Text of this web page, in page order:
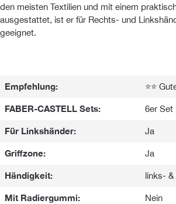
den meisten Textilien und mit einem
ausgestattet, ist er für Rechts- und
geeignet.
Empfehlung: ⭐⭐
FABER-CASTELL Sets: 6er Set
Für Linkshänder: Ja
Griffzone: Ja
Händigkeit: links-
Mit Radiergummi: Nein